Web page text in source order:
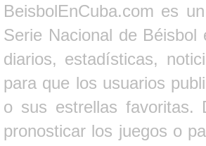
BeisbolEnCuba.com es
Serie Nacional de
diarios, estadísticas,
para que los usuarios
o sus estrellas favoritas.
pronosticar los juegos o